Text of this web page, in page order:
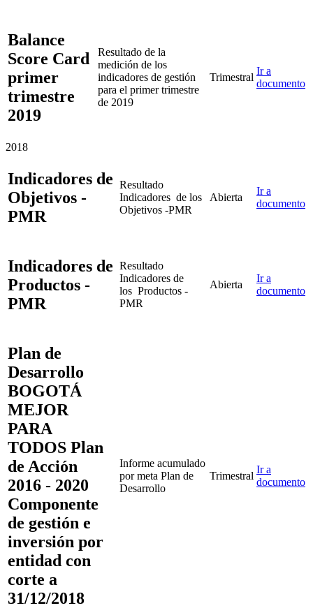
Balance
Score Card
primer
trimestre
2019
Resultado de la
medición de los
indicadores de gestión
para el primer trimestre
de 2019
Trimestral
Ir a
documento
2018
Indicadores de
Objetivos -
PMR
Resultado
Indicadores de los
Objetivos -PMR
Abierta
Ir a
documento
Indicadores de
Productos -
PMR
Resultado
Indicadores de
los Productos -
PMR
Abierta
Ir a
documento
Plan de
Desarrollo
BOGOTÁ
MEJOR
PARA
TODOS Plan
de Acción
2016 - 2020
Componente
de gestión e
inversión por
entidad con
corte a
31/12/2018
Informe acumulado
por meta Plan de
Desarrollo
Trimestral
Ir a
documento